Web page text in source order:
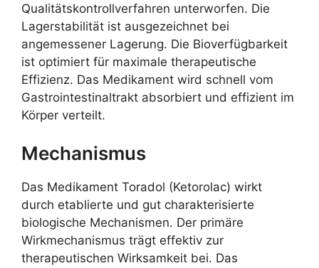
Qualitätskontrollverfahren unterworfen. Die
Lagerstabilität ist ausgezeichnet bei
angemessener Lagerung. Die Bioverfügbarkeit
ist optimiert für maximale therapeutische
Effizienz. Das Medikament wird schnell vom
Gastrointestinaltrakt absorbiert und effizient im
Körper verteilt.
Mechanismus
Das Medikament Toradol (Ketorolac) wirkt
durch etablierte und gut charakterisierte
biologische Mechanismen. Der primäre
Wirkmechanismus trägt effektiv zur
therapeutischen Wirksamkeit bei. Das